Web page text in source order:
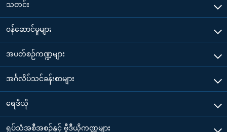
သတင်း
၀န်ဆောင်မှုများ
အပတ်စဉ်ကဏ္ဍများ
အင်္ဂလိပ်သင်ခန်းစာများ
ရေဒီယို
ရုပ်သံအစီအစဉ်နှင့် ဗွီဒီယိုကဏ္ဍများ